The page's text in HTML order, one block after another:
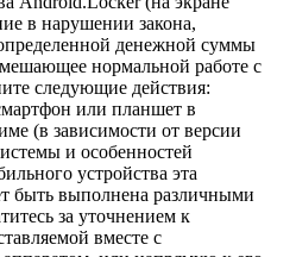
в нарушении закона,
денежной суммы
нормальной работе с
следующие действия:
или планшет в
(в зависимости от версии
и особенностей
устройства эта
быть выполнена различными
за уточнением к
вместе с